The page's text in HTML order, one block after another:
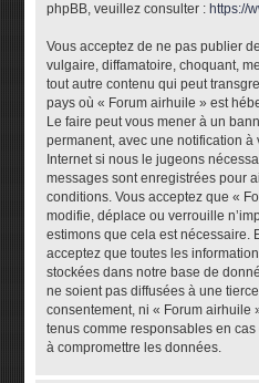
phpBB, veuillez consulter : https://
Vous acceptez de ne pas publier
vulgaire, diffamatoire, choquant,
tout autre contenu qui peut
pays où « Forum airhuile » est
Le faire peut vous mener à un
permanent, avec une notification à
Internet si nous le jugeons
messages sont enregistrées pour
conditions. Vous acceptez que «
modifie, déplace ou verrouille
estimons que cela est nécessaire.
acceptez que toutes les
stockées dans notre base de
ne soient pas diffusées à une
consentement, ni « Forum airhuile
tenus comme responsables en
à compromettre les données.